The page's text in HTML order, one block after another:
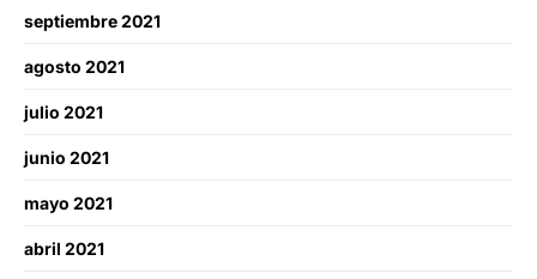
septiembre 2021
agosto 2021
julio 2021
junio 2021
mayo 2021
abril 2021